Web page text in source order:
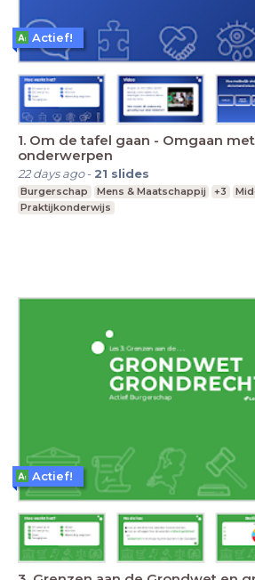
1. Om de tafel gaan - Omgaan
onderwerpen
22 days ago- 21 slides
Burgerschap Mens & Maatschappij +3
Praktijkonderwijs
Actief!
Actief!